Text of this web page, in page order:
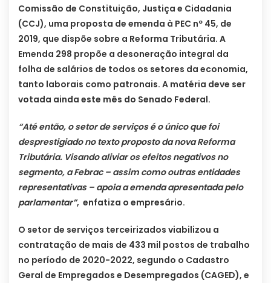
Comissão de Constituição, Justiça e Cidadania
(CCJ), uma proposta de emenda à PEC nº 45, de
2019, que dispõe sobre a Reforma Tributária. A
Emenda 298 propõe a desoneração integral da
folha de salários de todos os setores da economia,
tanto laborais como patronais. A matéria deve ser
votada ainda este mês do Senado Federal.
“Até então, o setor de serviços é o único que foi
desprestigiado no texto proposto da nova Reforma
Tributária. Visando aliviar os efeitos negativos no
segmento, a Febrac – assim como outras entidades
representativas – apoia a emenda apresentada pelo
parlamentar”, enfatiza o empresário.
O setor de serviços terceirizados viabilizou a
contratação de mais de 433 mil postos de trabalho
no período de 2020-2022, segundo o Cadastro
Geral de Empregados e Desempregados (CAGED), e